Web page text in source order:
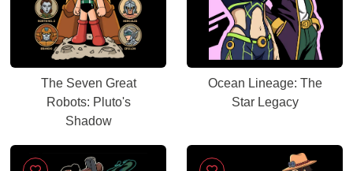
The Seven Great
Robots: Pluto's
Shadow
Ocean Lineage: The
Star Legacy